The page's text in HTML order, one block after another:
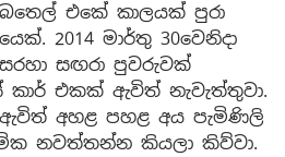
එකේ කාලයක් පුරා
2014 මාර්තු 30වෙනිදා
සඟරා පුවරුවක්
කාර් එකක් ඇවිත් නැවැත්තුවා.
අහළ පහළ අය පැමිණිලි
නවත්තන්න කියලා කිව්වා.